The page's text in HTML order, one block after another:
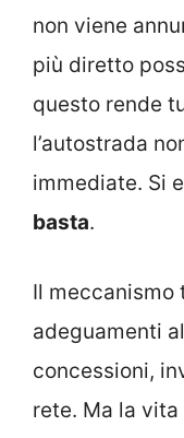
non viene
più diretto
questo rende
l’autostrada
immediate. Si
basta.
Il meccanismo
adeguamenti
concessioni,
rete. Ma la